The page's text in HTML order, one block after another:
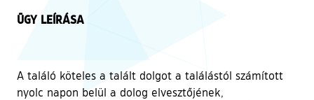
ÜGY LEÍRÁSA
A találó köteles a talált dolgot a találástól számított
nyolc napon belül a dolog elvesztőjének,